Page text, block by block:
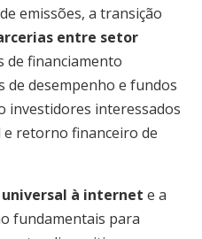
emissões, a transição
entre setor
de financiamento
de desempenho e fundos
investidores interessados
retorno financeiro de
universal à internet e a
fundamentais para